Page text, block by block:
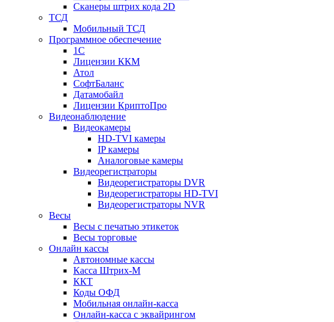
Сканеры штрих кода 2D
ТСД
Мобильный ТСД
Программное обеспечение
1С
Лицензии ККМ
Атол
СофтБаланс
Датамобайл
Лицензии КриптоПро
Видеонаблюдение
Видеокамеры
HD-TVI камеры
IP камеры
Аналоговые камеры
Видеорегистраторы
Видеорегистраторы DVR
Видеорегистраторы HD-TVI
Видеорегистраторы NVR
Весы
Весы с печатью этикеток
Весы торговые
Онлайн кассы
Автономные кассы
Касса Штрих-М
ККТ
Коды ОФД
Мобильная онлайн-касса
Онлайн-касса с эквайрингом